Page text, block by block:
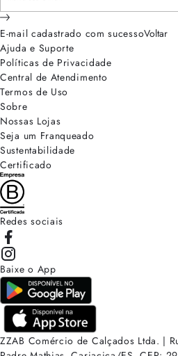
E-mail cadastrado com sucessoVoltar
Ajuda e Suporte
Políticas de Privacidade
Central de Atendimento
Termos de Uso
Sobre
Nossas Lojas
Seja um Franqueado
Sustentabilidade
Certificado
Redes sociais
Baixe o App
ZZAB Comércio de Calçados Ltda. |